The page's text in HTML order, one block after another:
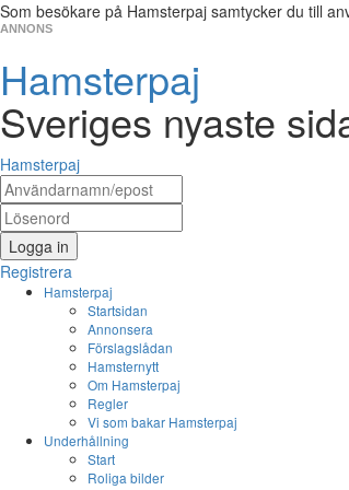
Som besökare på Hamsterpaj samtycker du till
ANNONS
Hamsterpaj
Sveriges nyaste
Hamsterpaj
Logga in
Registrera
Hamsterpaj
Startsidan
Annonsera
Förslagslådan
Hamsternytt
Om Hamsterpaj
Regler
Vi som bakar Hamsterpaj
Underhållning
Start
Roliga bilder